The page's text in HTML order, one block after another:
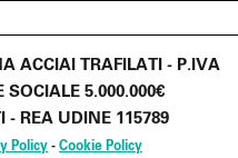
ACCIAI TRAFILATI - P.IVA
SOCIALE 5.000.000€
- REA UDINE 115789
Policy - Cookie Policy